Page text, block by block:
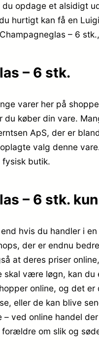
opdage et alsidigt
hurtigt kan få en
– 6
– 6 stk.
varer her på
køber din vare.
ApS, der er
valg denne
butik.
– 6 stk.
hvis du handler i
der er endnu
at deres priser
være løgn, kan
online, og det
eller de kan blive
ved online handel
om slik og